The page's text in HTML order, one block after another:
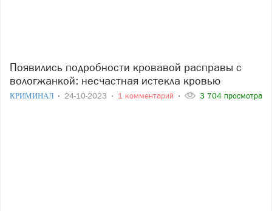
Появились подробности кровавой расправы с
вологжанкой: несчастная истекла кровью
КРИМИНАЛ 24-10-2023 1 комментарий 3 704 просмотра